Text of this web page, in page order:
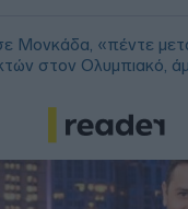
Μονκάδα, «πέντε
στον Ολυμπιακό,